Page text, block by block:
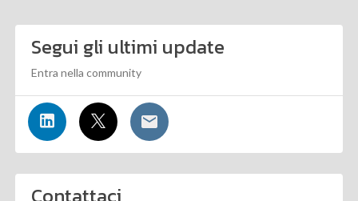
Segui gli ultimi update
Entra nella community